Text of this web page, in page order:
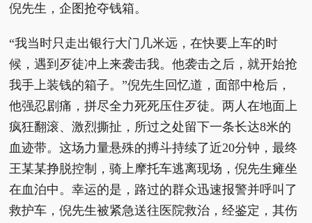
倪先生，企图抢夺钱箱。
“我当时只走出银行大门几米远，在快要上车的时
候，遇到歹徒冲上来袭击我。他袭击之后，就开始抢
我手上装钱的箱子。”倪先生回忆道，面部中枪后，
他强忍剧痛，拼尽全力死死压住歹徒。两人在地面上
疯狂翻滚、激烈撕扯，所过之处留下一条长达8米的
血迹带。这场力量悬殊的搏斗持续了近20分钟，最终
王某某挣脱控制，骑上摩托车逃离现场，倪先生瘫坐
在血泊中。幸运的是，路过的群众迅速报警并呼叫了
救护车，倪先生被紧急送往医院救治，经鉴定，其伤